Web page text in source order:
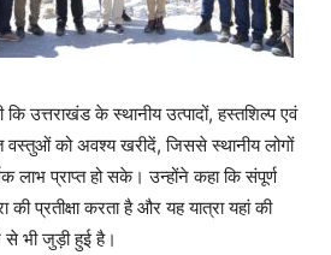
उत्तराखंड के स्थानीय उत्पादों, हस्तशिल्प एवं
वस्तुओं को अवश्य खरीदें, जिससे स्थानीय लोगों
लाभ प्राप्त हो सके। उन्होंने कहा कि संपूर्ण
की प्रतीक्षा करता है और यह यात्रा यहां की
से भी जुड़ी हुई है।